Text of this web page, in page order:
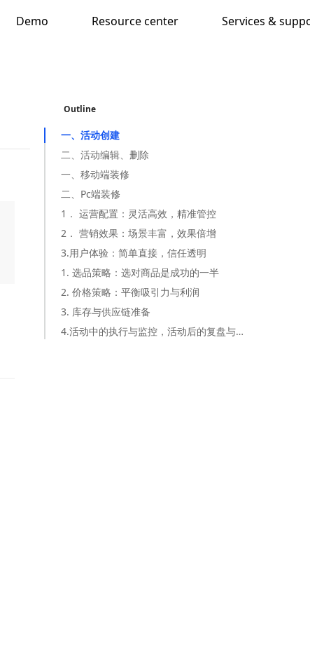
Demo Resource center Services &
Outline
一、活动创建
二、活动编辑、删除
一、移动端装修
二、Pc端装修
1． 运营配置：灵活高效，精准管控
2． 营销效果：场景丰富，效果倍增
3.用户体验：简单直接，信任透明
1. 选品策略：选对商品是成功的一半
2. 价格策略：平衡吸引力与利润
3. 库存与供应链准备
4.活动中的执行与监控，活动后的复盘与维护